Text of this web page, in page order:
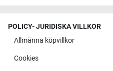
POLICY- JURIDISKA VILLKOR
Allmänna köpvillkor
Cookies